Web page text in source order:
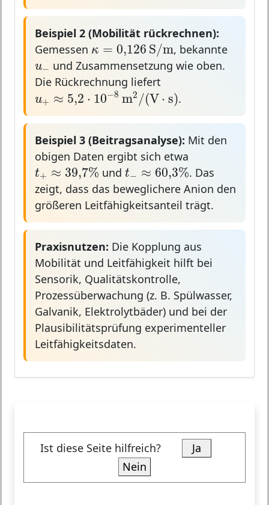
Beispiel 2 (Mobilität rückrechnen):
Gemessen κ = 0,126 S/m
κ=0,126S/m , bekannte
u−
u
und Zusammensetzung wie oben.
Die Rückrechnung liefert
u+ ≈ 5,2 ⋅ 10−8 m2 /(V ⋅ s)
u+≈5,2⋅10−8m2 /(V⋅s) .
Beispiel 3 (Beitragsanalyse): Mit den
obigen Daten ergibt sich etwa
t+ ≈ 39,7%
t+≈39,7% undt− ≈ 60,3%
t− ≈60,3% . Das
zeigt, dass das beweglichere Anion den
größeren Leitfähigkeitsanteil trägt.
Praxisnutzen: Die Kopplung aus
Mobilität und Leitfähigkeit hilft bei
Sensorik, Qualitätskontrolle,
Prozessüberwachung (z. B. Spülwasser,
Galvanik, Elektrolytbäder) und bei der
Plausibilitätsprüfung experimenteller
Leitfähigkeitsdaten.
Ist diese Seite hilfreich?
Ja
Nein